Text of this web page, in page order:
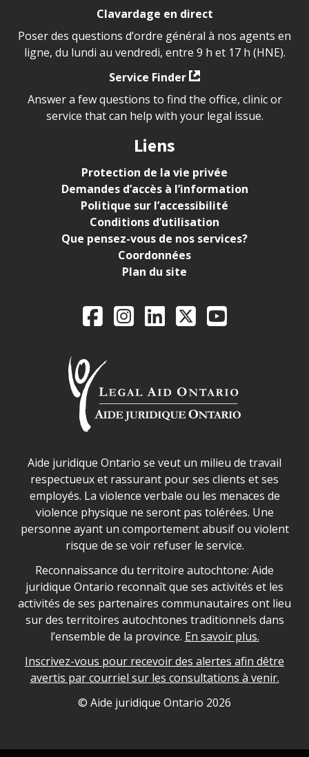
Clavardage en direct
Poser des questions d’ordre général à nos agents en
ligne, du lundi au vendredi, entre 9 h et 17 h (HNE).
Service Finder
Answer a few questions to find the office, clinic or
service that can help with your legal issue.
Liens
Protection de la vie privée
Demandes d’accès à l’information
Politique sur l’accessibilité
Conditions d’utilisation
Que pensez-vous de nos services?
Coordonnées
Plan du site
Legal Aid Ontario
FacebookInstagram
LinkedIn
X YouTube
Déclaration sur la sécurité dans les locaux d'AJO.
Aide juridique Ontario se veut un milieu de travail
respectueux et rassurant pour ses clients et ses
employés. La violence verbale ou les menaces de
violence physique ne seront pas tolérées. Une
personne ayant un comportement abusif ou violent
risque de se voir refuser le service.
Legal Aid Ontario land acknowledgement
Reconnaissance du territoire autochtone: Aide
juridique Ontario reconnaît que ses activités et les
activités de ses partenaires communautaires ont lieu
sur des territoires autochtones traditionnels dans
l’ensemble de la province. En savoir plus.
Inscrivez-vous pour recevoir des alertes afin dêtre
avertis par courriel sur les consultations à venir.
Legal Aid Ontario copyright information
© Aide juridique Ontario 2026